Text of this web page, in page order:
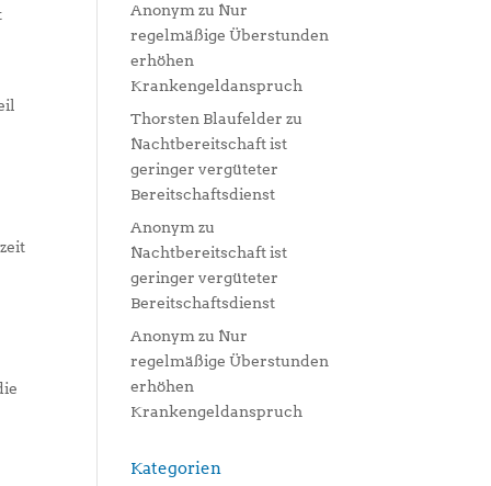
Anonym zu Nur
regelmäßige Überstunden
erhöhen
Krankengeldanspruch
Thorsten Blaufelder zu
Nachtbereitschaft ist
geringer vergüteter
Bereitschaftsdienst
Anonym zu
Nachtbereitschaft ist
geringer vergüteter
Bereitschaftsdienst
Anonym zu Nur
regelmäßige Überstunden
erhöhen
Krankengeldanspruch
Kategorien